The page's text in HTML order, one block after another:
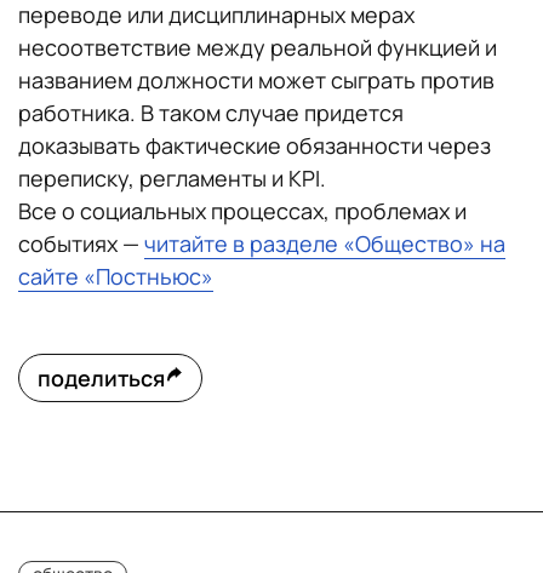
переводе или дисциплинарных мерах
несоответствие между реальной функцией и
названием должности может сыграть против
работника. В таком случае придется
доказывать фактические обязанности через
переписку, регламенты и KPI.
Все о социальных процессах, проблемах и
событиях — читайте в разделе «Общество» на
сайте «Постньюс»
поделиться